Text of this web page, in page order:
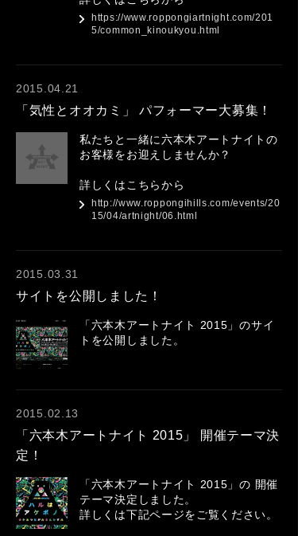
https://www.roppongiartnight.com/201
5/common_kinoukyou.html
2015.04.21
「気性とオオカミ」 パフォーマー大募集！
私たちと一緒に六本木アートナイトの
お客様をお迎えしませんか？
詳しくはこちらから
http://www.roppongihills.com/events/20
15/04/artnight/06.html
2015.03.31
サイトを公開しました！
「六本木アートナイト 2015」のサイ
トを公開しました。
2015.02.13
「六本木アートナイト 2015」 開催テーマ決
定！
「六本木アートナイト 2015」の 開催
テーマ決定しました。
詳しくは下記ページをご覧ください。